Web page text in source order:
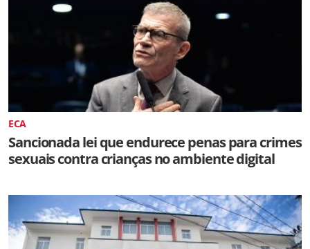
ECA
Sancionada lei que endurece penas para crimes
sexuais contra crianças no ambiente digital